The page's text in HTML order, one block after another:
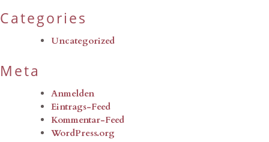
Categories
Uncategorized
Meta
Anmelden
Eintrags-Feed
Kommentar-Feed
WordPress.org